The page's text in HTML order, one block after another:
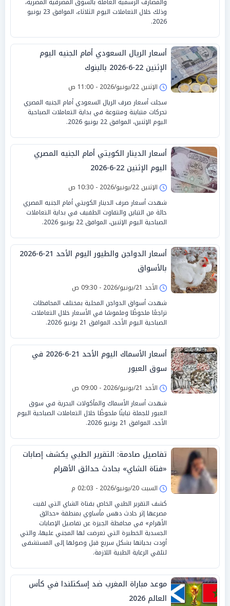
وذلك خلال التعاملات اليوم الثلاثاء، الموافق 23 يونيو
2026.
أسعار الريال السعودي أمام الجنيه اليوم
الإثنين 22-6-2026 بالبنوك
الإثنين 22/يونيو/2026 - 11:00 ص
سجلت أسعار صرف الريال السعودي أمام الجنيه المصري
تحركات متباينة ومتنوعة في بداية التعاملات الصباحية
اليوم الإثنين، الموافق 22 يونيو 2026.
أسعار الدينار الكويتي أمام الجنيه المصري
اليوم الإثنين 22-6-2026
الإثنين 22/يونيو/2026 - 10:30 ص
شهدت أسعار صرف الدينار الكويتي أمام الجنيه المصري
حالة من التباين والتفاوت الطفيف في بداية التعاملات
الصباحية اليوم الإثنين، الموافق 22 يونيو 2026.
أسعار الدواجن والطيور اليوم الأحد 21-6-2026
بالأسواق
الأحد 21/يونيو/2026 - 09:30 ص
شهدت أسواق الدواجن المحلية بمختلف المحافظات
تراجعًا ملحوظًا وملموسًا في الأسعار خلال التعاملات
الصباحية اليوم الأحد، الموافق 21 يونيو 2026.
أسعار الأسماك اليوم الأحد 21-6-2026 في
سوق العبور
الأحد 21/يونيو/2026 - 09:00 ص
شهدت أسعار الأسماك والمأكولات البحرية في سوق
العبور للجملة تباينًا ملحوظًا خلال التعاملات الصباحية اليوم
الأحد، الموافق 21 يونيو 2026.
تفاصيل صادمة: التقرير الطبي يكشف إصابات
«فتاة الشاي» بحادث حدائق الأهرام
السبت 20/يونيو/2026 - 02:03 م
كشف التقرير الطبي الخاص بفتاة الشاي التي لقيت
مصرعها إثر حادث دهس مأساوي بمنطقة «حدائق
الأهرام» في محافظة الجيزة عن تفاصيل الإصابات
الجسدية الخطيرة التي تعرضت لها المجني عليها، والتي
أودت بحياتها بشكل سريع قبل وصولها إلى المستشفى
لتلقي الرعاية الطبية اللازمة.
موعد مباراة المغرب ضد إسكتلندا في كأس
العالم 2026